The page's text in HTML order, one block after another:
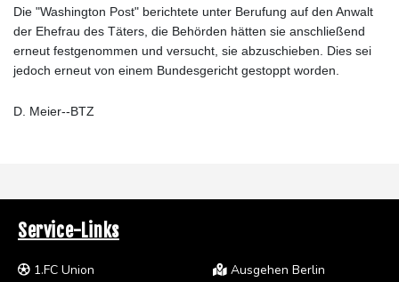
Die "Washington Post" berichtete unter Berufung auf den Anwalt
der Ehefrau des Täters, die Behörden hätten sie anschließend
erneut festgenommen und versucht, sie abzuschieben. Dies sei
jedoch erneut von einem Bundesgericht gestoppt worden.
D. Meier--BTZ
Service-Links
1.FC Union
Ausgehen Berlin